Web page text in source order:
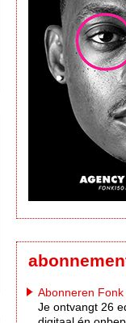
Abonneren
Je ontvangt 26